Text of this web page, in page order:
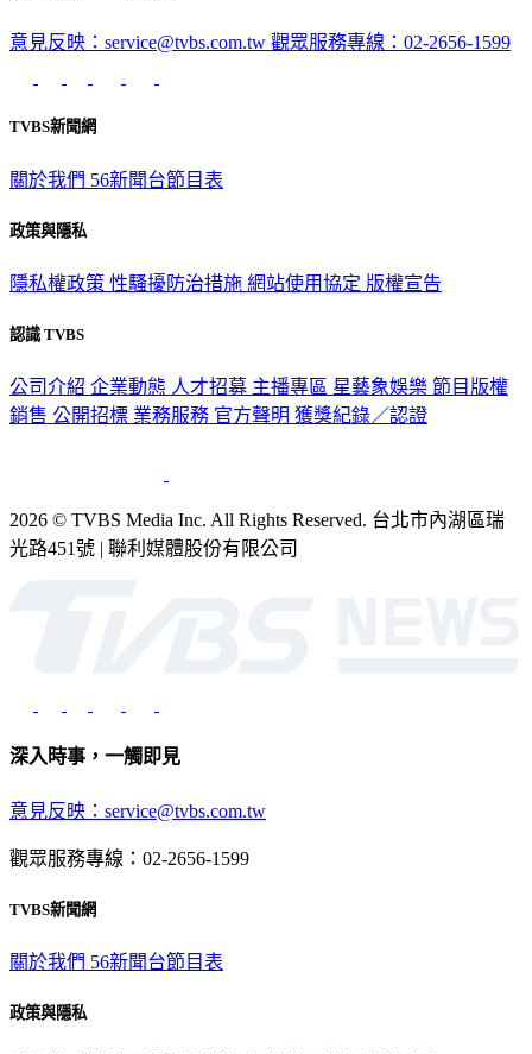
意見反映：service@tvbs.com.tw 觀眾服務專線：02-2656-1599
TVBS新聞網
關於我們 56新聞台節目表
政策與隱私
隱私權政策 性騷擾防治措施 網站使用協定 版權宣告
認識 TVBS
公司介紹 企業動態 人才招募 主播專區 星藝象娛樂 節目版權
銷售 公開招標 業務服務 官方聲明 獲獎紀錄／認證
2026 © TVBS Media Inc. All Rights Reserved. 台北市內湖區瑞
光路451號 | 聯利媒體股份有限公司
深入時事，一觸即見
意見反映：service@tvbs.com.tw
觀眾服務專線：02-2656-1599
TVBS新聞網
關於我們 56新聞台節目表
政策與隱私